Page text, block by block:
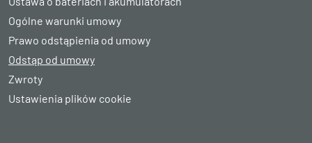
Ogólne warunki umowy
Prawo odstąpienia od umowy
Odstąp od umowy
Zwroty
Ustawienia plików cookie